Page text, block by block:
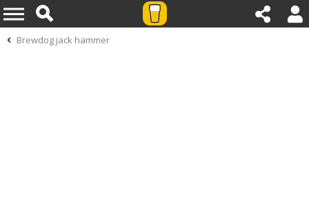
Brewdog jack hammer